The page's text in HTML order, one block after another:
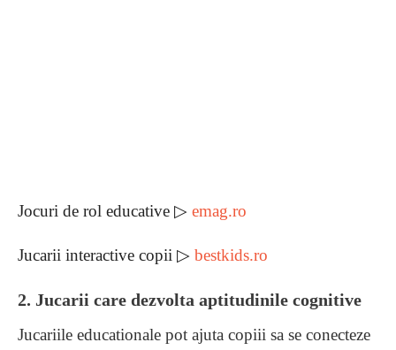
Jocuri de rol educative ▷ emag.ro
Jucarii interactive copii ▷ bestkids.ro
2. Jucarii care dezvolta aptitudinile cognitive
Jucariile educationale pot ajuta copiii sa se conecteze